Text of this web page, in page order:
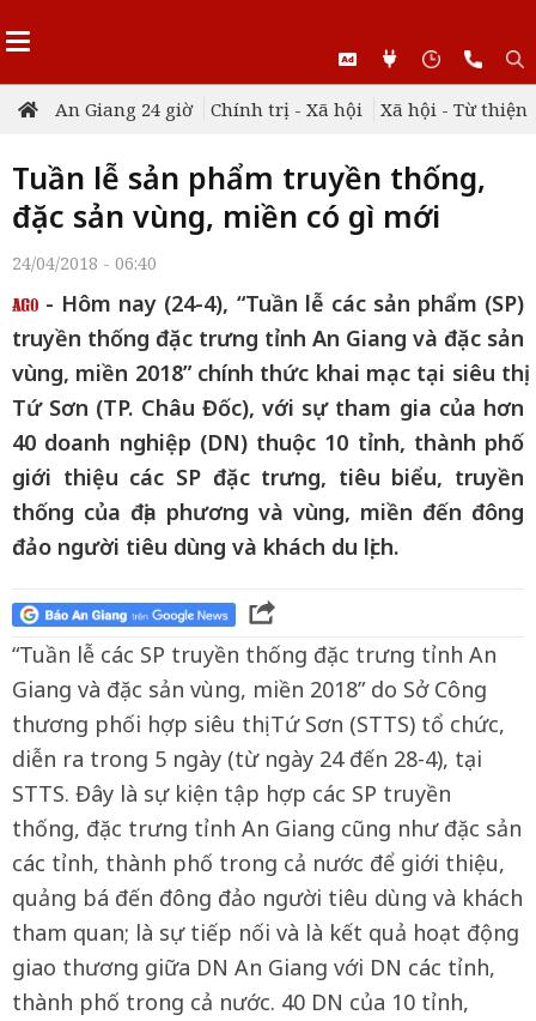
An Giang 24 giờ Chính trị - Xã hội Xã hội - Từ thiện
Tuần lễ sản phẩm truyền thống,
đặc sản vùng, miền có gì mới
24/04/2018 - 06:40
- Hôm nay (24-4), “Tuần lễ các sản phẩm (SP)
truyền thống đặc trưng tỉnh An Giang và đặc sản
vùng, miền 2018” chính thức khai mạc tại siêu thị
Tứ Sơn (TP. Châu Đốc), với sự tham gia của hơn
40 doanh nghiệp (DN) thuộc 10 tỉnh, thành phố
giới thiệu các SP đặc trưng, tiêu biểu, truyền
thống của địa phương và vùng, miền đến đông
đảo người tiêu dùng và khách du lịch.
“Tuần lễ các SP truyền thống đặc trưng tỉnh An
Giang và đặc sản vùng, miền 2018” do Sở Công
thương phối hợp siêu thị Tứ Sơn (STTS) tổ chức,
diễn ra trong 5 ngày (từ ngày 24 đến 28-4), tại
STTS. Đây là sự kiện tập hợp các SP truyền
thống, đặc trưng tỉnh An Giang cũng như đặc sản
các tỉnh, thành phố trong cả nước để giới thiệu,
quảng bá đến đông đảo người tiêu dùng và khách
tham quan; là sự tiếp nối và là kết quả hoạt động
giao thương giữa DN An Giang với DN các tỉnh,
thành phố trong cả nước. 40 DN của 10 tỉnh,